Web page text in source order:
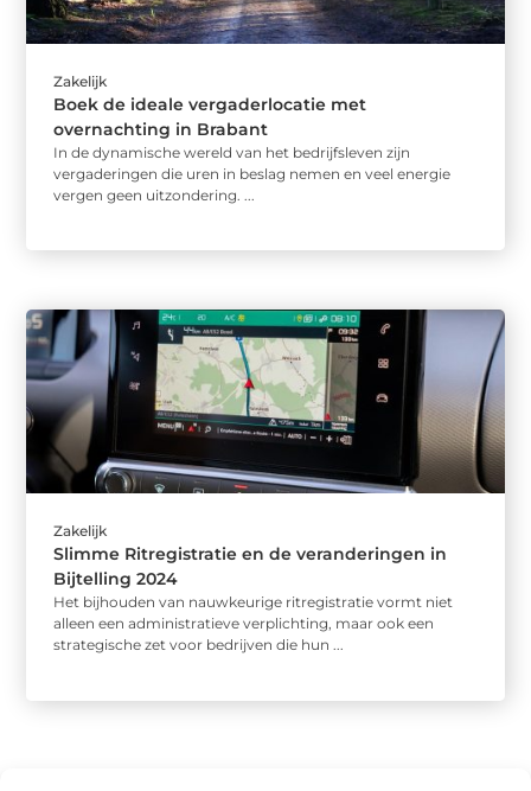
Zakelijk
Boek de ideale vergaderlocatie met
overnachting in Brabant
In de dynamische wereld van het bedrijfsleven zijn
vergaderingen die uren in beslag nemen en veel energie
vergen geen uitzondering. ...
Zakelijk
Slimme Ritregistratie en de veranderingen in
Bijtelling 2024
Het bijhouden van nauwkeurige ritregistratie vormt niet
alleen een administratieve verplichting, maar ook een
strategische zet voor bedrijven die hun ...